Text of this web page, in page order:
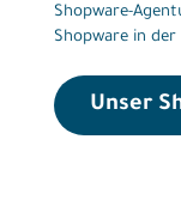
Shopware-
Shopware in
Unser